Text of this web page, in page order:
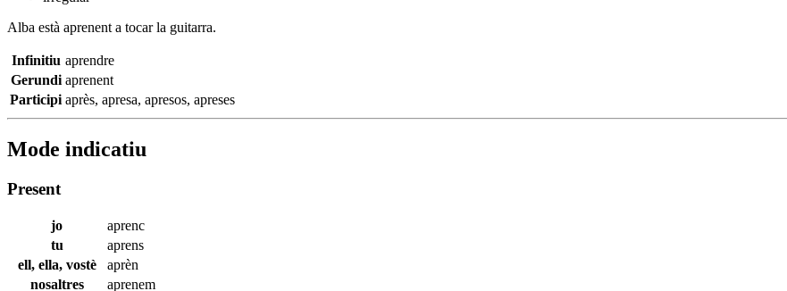
Alba està aprenent a tocar la guitarra.
Infinitiu aprendre
Gerundi aprenent
Participi après, apresa, apresos, apreses
Mode indicatiu
Present
jo
aprenc
tu
aprens
ell, ella, vostè
aprèn
nosaltres
aprenem